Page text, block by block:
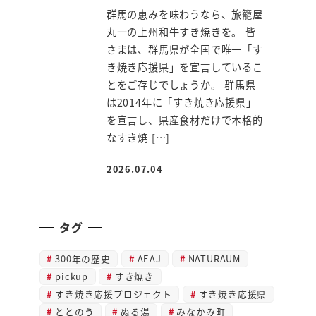
群馬の恵みを味わうなら、旅籠屋
丸一の上州和牛すき焼きを。 皆
さまは、群馬県が全国で唯一「す
き焼き応援県」を宣言しているこ
とをご存じでしょうか。 群馬県
は2014年に「すき焼き応援県」
を宣言し、県産食材だけで本格的
なすき焼 […]
投稿日
2026.07.04
タグ
300年の歴史 AEAJ
NATURAUM
pickup
すき焼き
すき焼き応援プロジェクト
すき焼き応援県
ととのう
ぬる湯
みなかみ町